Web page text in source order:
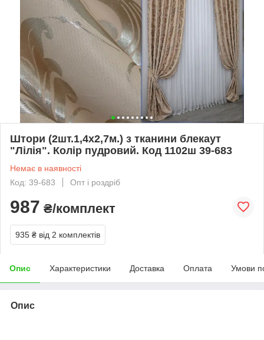
Штори (2шт.1,4х2,7м.) з тканини блекаут
"Лілія". Колір пудровий. Код 1102ш 39-683
Немає в наявності
Код: 39-683
Опт і роздріб
987 ₴/комплект
935 ₴ від 2 комплектів
Опис Характеристики Доставка Оплата Умови
Опис